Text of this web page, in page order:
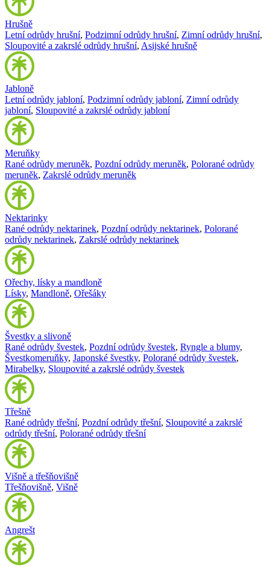
Hrušně
Letní odrůdy hrušní, Podzimní odrůdy hrušní, Zimní odrůdy hrušní,
Sloupovité a zakrslé odrůdy hrušní, Asijské hrušně
Jabloně
Letní odrůdy jabloní, Podzimní odrůdy jabloní, Zimní odrůdy
jabloní, Sloupovité a zakrslé odrůdy jabloní
Meruňky
Rané odrůdy meruněk, Pozdní odrůdy meruněk, Polorané odrůdy
meruněk, Zakrslé odrůdy meruněk
Nektarinky
Rané odrůdy nektarinek, Pozdní odrůdy nektarinek, Polorané
odrůdy nektarinek, Zakrslé odrůdy nektarinek
Ořechy, lísky a mandloně
Lísky, Mandloně, Ořešáky
Švestky a slivoně
Rané odrůdy švestek, Pozdní odrůdy švestek, Ryngle a blumy,
Švestkomeruňky, Japonské švestky, Polorané odrůdy švestek,
Mirabelky, Sloupovité a zakrslé odrůdy švestek
Třešně
Rané odrůdy třešní, Pozdní odrůdy třešní, Sloupovité a zakrslé
odrůdy třešní, Polorané odrůdy třešní
Višně a třešňovišně
Třešňovišně, Višně
Angrešt